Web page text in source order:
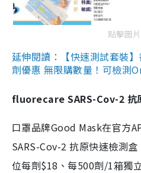
點擊圖
延伸閱讀：【快速測試套裝
劑優惠 無限購數量！可檢測
fluorecare SARS-Cov-2 抗
口罩品牌Good Mask在官方
SARS-Cov-2 抗原快速檢測
位每劑$18、每500劑/1箱獨